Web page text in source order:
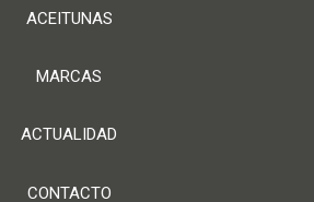
ACEITUNAS
MARCAS
ACTUALIDAD
CONTACTO